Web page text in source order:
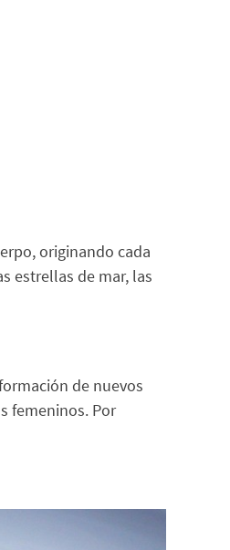
originando cada
estrellas de mar, las
de nuevos
femeninos. Por